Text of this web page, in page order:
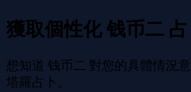
獲取個性化 钱币二 占
想知道 钱币二 對您的具體情況
塔羅占卜。